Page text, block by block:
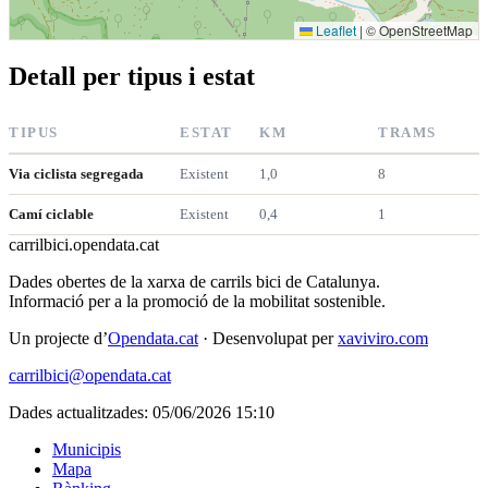
Leaflet | © OpenStreetMap
Detall per tipus i estat
TIPUS ESTAT KM TRAMS
Via ciclista segregada Existent 1,0 8
Camí ciclable Existent 0,4 1
carrilbici.opendata.cat
Dades obertes de la xarxa de carrils bici de Catalunya.
Informació per a la promoció de la mobilitat sostenible.
Un projecte d’Opendata.cat · Desenvolupat perxaviviro.com
carrilbici@opendata.cat
Dades actualitzades: 05/06/2026 15:10
Municipis
Mapa